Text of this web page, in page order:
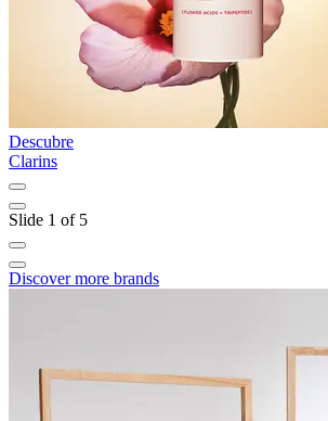
Descubre
Clarins
Slide 1 of 5
Discover more brands